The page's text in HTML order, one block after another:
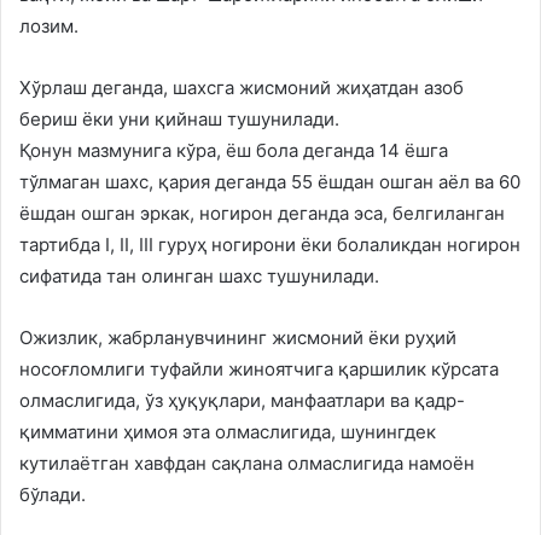
лозим.
Хўрлаш деганда, шахсга жисмоний жиҳатдан азоб
бериш ёки уни қийнаш тушунилади.
Қонун мазмунига кўра, ёш бола деганда 14 ёшга
тўлмаган шахс, қария деганда 55 ёшдан ошган аёл ва 60
ёшдан ошган эркак, ногирон деганда эса, белгиланган
тартибда I, II, III гуруҳ ногирони ёки болаликдан ногирон
сифатида тан олинган шахс тушунилади.
Ожизлик, жабрланувчининг жисмоний ёки руҳий
носоғломлиги туфайли жиноятчига қаршилик кўрсата
олмаслигида, ўз ҳуқуқлари, манфаатлари ва қадр-
қимматини ҳимоя эта олмаслигида, шунингдек
кутилаётган хавфдан сақлана олмаслигида намоён
бўлади.